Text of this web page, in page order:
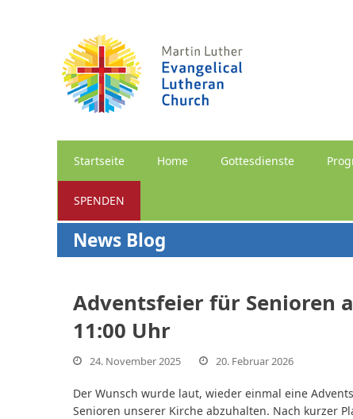
Startseite Home Gottesdienste
SPENDEN
News Blog
Adventsfeier für Senioren
11:00 Uhr
24. November 2025 20. Februar 2026
Der Wunsch wurde laut, wieder einmal eine
Senioren unserer Kirche abzuhalten. Nach kurzer